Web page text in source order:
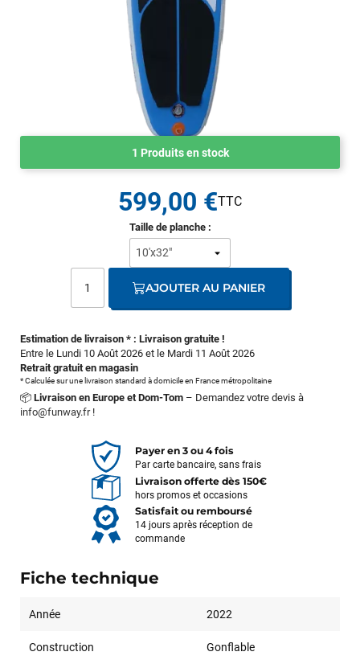
1 Produits en stock
Estimation de livraison * : Livraison gratuite !
Entre le Lundi 10 Août 2026 et le Mardi 11 Août 2026
Retrait gratuit en magasin
* Calculée sur une livraison standard à domicile en France métropolitaine
📦 Livraison en Europe et Dom-Tom – Demandez votre devis à
info@funway.fr!
Taille de planche :
599,00 €
AJOUTER AU PANIER
Payer en 3 ou 4 fois
Par carte bancaire, sans frais
Livraison offerte dès 150€
hors promos et occasions
Satisfait ou remboursé
14 jours après réception de
commande
Fiche technique
Année 2022
Construction Gonflable